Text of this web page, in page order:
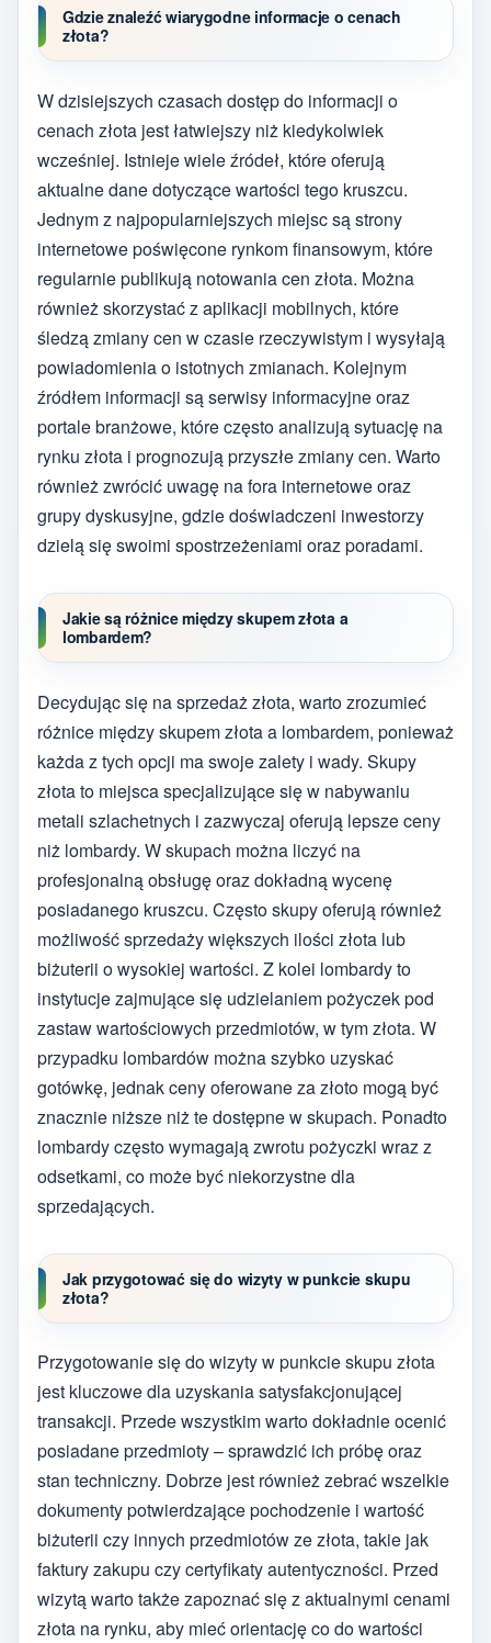
Gdzie znaleźć wiarygodne informacje o cenach
złota?
W dzisiejszych czasach dostęp do informacji o
cenach złota jest łatwiejszy niż kiedykolwiek
wcześniej. Istnieje wiele źródeł, które oferują
aktualne dane dotyczące wartości tego kruszcu.
Jednym z najpopularniejszych miejsc są strony
internetowe poświęcone rynkom finansowym, które
regularnie publikują notowania cen złota. Można
również skorzystać z aplikacji mobilnych, które
śledzą zmiany cen w czasie rzeczywistym i wysyłają
powiadomienia o istotnych zmianach. Kolejnym
źródłem informacji są serwisy informacyjne oraz
portale branżowe, które często analizują sytuację na
rynku złota i prognozują przyszłe zmiany cen. Warto
również zwrócić uwagę na fora internetowe oraz
grupy dyskusyjne, gdzie doświadczeni inwestorzy
dzielą się swoimi spostrzeżeniami oraz poradami.
Jakie są różnice między skupem złota a
lombardem?
Decydując się na sprzedaż złota, warto zrozumieć
różnice między skupem złota a lombardem, ponieważ
każda z tych opcji ma swoje zalety i wady. Skupy
złota to miejsca specjalizujące się w nabywaniu
metali szlachetnych i zazwyczaj oferują lepsze ceny
niż lombardy. W skupach można liczyć na
profesjonalną obsługę oraz dokładną wycenę
posiadanego kruszcu. Często skupy oferują również
możliwość sprzedaży większych ilości złota lub
biżuterii o wysokiej wartości. Z kolei lombardy to
instytucje zajmujące się udzielaniem pożyczek pod
zastaw wartościowych przedmiotów, w tym złota. W
przypadku lombardów można szybko uzyskać
gotówkę, jednak ceny oferowane za złoto mogą być
znacznie niższe niż te dostępne w skupach. Ponadto
lombardy często wymagają zwrotu pożyczki wraz z
odsetkami, co może być niekorzystne dla
sprzedających.
Jak przygotować się do wizyty w punkcie skupu
złota?
Przygotowanie się do wizyty w punkcie skupu złota
jest kluczowe dla uzyskania satysfakcjonującej
transakcji. Przede wszystkim warto dokładnie ocenić
posiadane przedmioty – sprawdzić ich próbę oraz
stan techniczny. Dobrze jest również zebrać wszelkie
dokumenty potwierdzające pochodzenie i wartość
biżuterii czy innych przedmiotów ze złota, takie jak
faktury zakupu czy certyfikaty autentyczności. Przed
wizytą warto także zapoznać się z aktualnymi cenami
złota na rynku, aby mieć orientację co do wartości